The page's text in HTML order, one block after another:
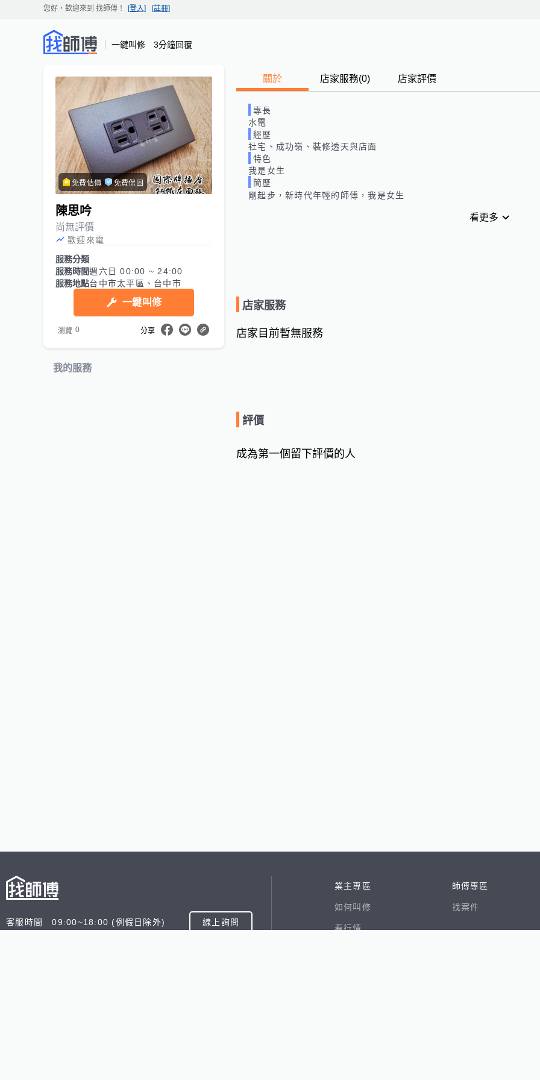
您好，歡迎來到 找師傅 ！ [登入] [註冊]
一鍵叫修 3分鐘回覆
免費估價 免費保固
陳思吟
尚無評價
歡迎來電
服務分類
服務時間週六日 00:00 ~ 24:00
服務地點台中市太平區、台中市
一鍵叫修
瀏覽 0 分享
我的服務
關於 店家服務(0) 店家評價
專長
水電
經歷
社宅、成功嶺、裝修透天與店面
特色
我是女生
簡歷
剛起步，新時代年輕的師傅，我是女生
看更多
店家服務
店家目前暫無服務
評價
成為第一個留下評價的人
客服時間 09:00~18:00 (例假日除外) 線上詢問
業主專區
如何叫修
看行情
師傅專區
找案件